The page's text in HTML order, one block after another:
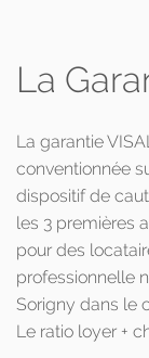
La
La garantie
conventionnée
dispositif de
les 3 premières
pour des
professionnelle
Sorigny dans le
Le ratio loyer +